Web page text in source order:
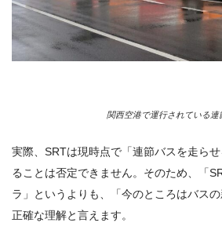
関西空港で運行されている連
実際、SRTは現時点で「連節バスを走ら
ることは否定できません。そのため、「
ラ」というよりも、「今のところはバス
正確な理解と言えます。